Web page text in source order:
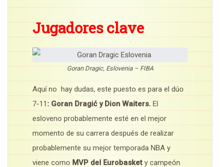
Jugadores clave
Goran Dragic, Eslovenia – FIBA
Aquí no hay dudas, este puesto es para el dúo
7-11 : Goran Dragić y Dion Waiters. El
esloveno probablemente esté en el mejor
momento de su carrera después de realizar
probablemente su mejor temporada NBA y
viene como MVP del Eurobasket y campeón